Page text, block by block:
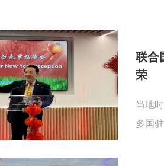
联合
荣
当地
多国